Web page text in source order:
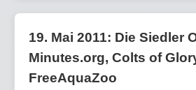
19. Mai 2011: Die Siedler
Minutes.org, Colts of
FreeAquaZoo